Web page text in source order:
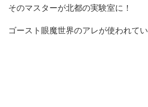
そのマスターが北都の実験室に！
ゴースト眼魔世界のアレが使われて